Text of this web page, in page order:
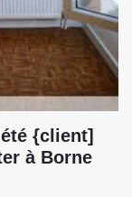
{client]
à Borne